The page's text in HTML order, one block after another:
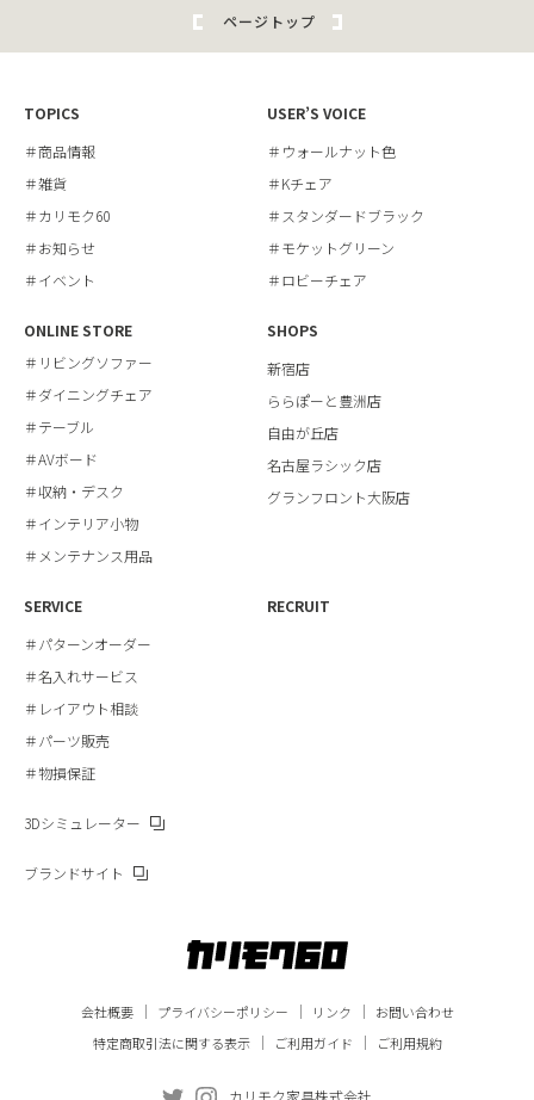
ページトップ
TOPICS
＃商品情報
＃雑貨
＃カリモク60
＃お知らせ
＃イベント
USER’S VOICE
＃ウォールナット色
＃Kチェア
＃スタンダードブラック
＃モケットグリーン
＃ロビーチェア
ONLINE STORE
＃リビングソファー
＃ダイニングチェア
＃テーブル
＃AVボード
＃収納・デスク
＃インテリア小物
＃メンテナンス用品
SHOPS
新宿店
ららぽーと豊洲店
自由が丘店
名古屋ラシック店
グランフロント大阪店
SERVICE
＃パターンオーダー
＃名入れサービス
＃レイアウト相談
＃パーツ販売
＃物損保証
RECRUIT
3Dシミュレーター
ブランドサイト
カリモク家具株式会社
会社概要 プライバシーポリシー リンク
お問い合わせ
特定商取引法に関する表示
ご利用ガイド ご利用規約